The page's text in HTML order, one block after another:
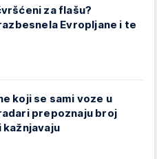
za flašu?
Evropljane i te
koji se sami voze u
prepoznaju broj